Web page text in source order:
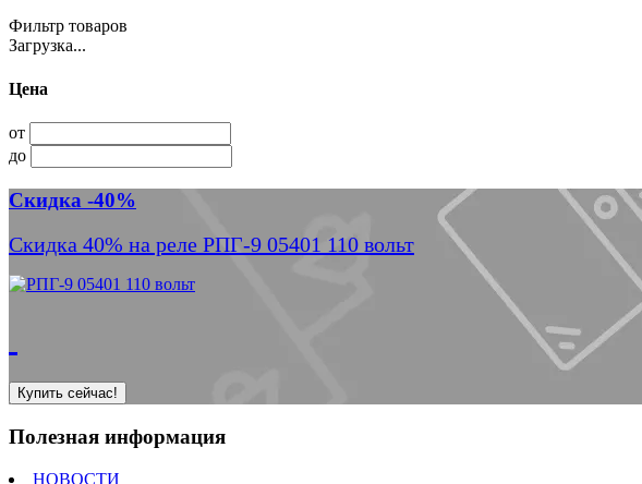
Фильтр товаров
Загрузка...
Цена
от
до
Скидка -40%
Скидка 40% на реле РПГ-9 05401 110 вольт
Купить сейчас!
Полезная информация
НОВОСТИ